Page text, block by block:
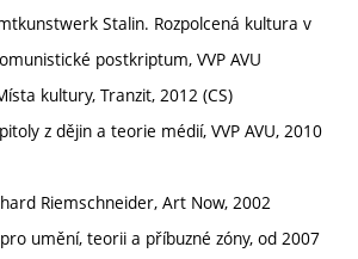
Stalin. Rozpolcená kultura v
postkriptum, VVP AVU
kultury, Tranzit, 2012 (CS)
z dějin a teorie médií, VVP AVU, 2010
Riemschneider, Art Now, 2002
pro umění, teorii a příbuzné zóny, od 2007